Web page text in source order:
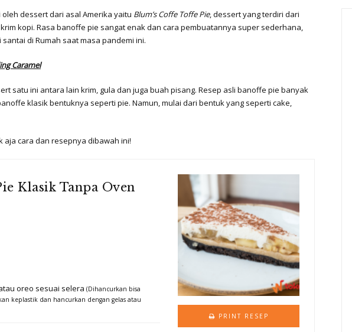
dessert dari asal Amerika yaitu Blum’s Coffe Toffe Pie, dessert yang terdiri dari
kopi. Rasa banoffe pie sangat enak dan cara pembuatannya super sederhana,
di Rumah saat masa pandemi ini.
Caramel
satu ini antara lain krim, gula dan juga buah pisang. Resep asli banoffe pie banyak
klasik bentuknya seperti pie. Namun, mulai dari bentuk yang seperti cake,
aja cara dan resepnya dibawah ini!
PRINT RESEP
Klasik Tanpa Oven
oreo sesuai selera (Dihancurkan bisa
keplastik dan hancurkan dengan gelas atau